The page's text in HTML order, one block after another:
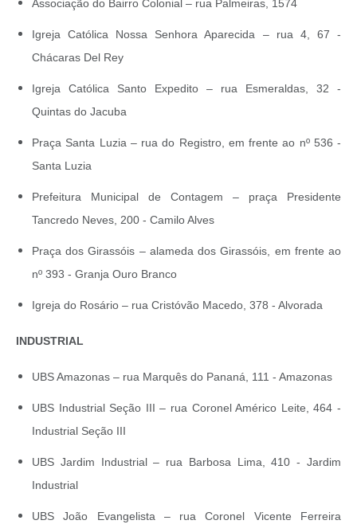
Associação do Bairro Colonial – rua Palmeiras, 1574
Igreja Católica Nossa Senhora Aparecida – rua 4, 67 -
Chácaras Del Rey
Igreja Católica Santo Expedito – rua Esmeraldas, 32 -
Quintas do Jacuba
Praça Santa Luzia – rua do Registro, em frente ao nº 536 -
Santa Luzia
Prefeitura Municipal de Contagem – praça Presidente
Tancredo Neves, 200 - Camilo Alves
Praça dos Girassóis – alameda dos Girassóis, em frente ao
nº 393 - Granja Ouro Branco
Igreja do Rosário – rua Cristóvão Macedo, 378 - Alvorada
INDUSTRIAL
UBS Amazonas – rua Marquês do Pananá, 111 - Amazonas
UBS Industrial Seção III – rua Coronel Américo Leite, 464 -
Industrial Seção III
UBS Jardim Industrial – rua Barbosa Lima, 410 - Jardim
Industrial
UBS João Evangelista – rua Coronel Vicente Ferreira